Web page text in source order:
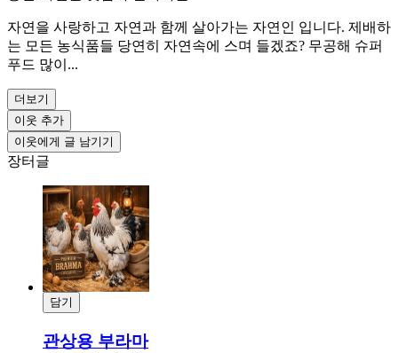
자연을 사랑하고 자연과 함께 살아가는 자연인 입니다. 제배하
는 모든 농식품들 당연히 자연속에 스며 들겠죠? 무공해 슈퍼
푸드 많이...
더보기
이웃 추가
이웃에게 글 남기기
장터글
결제
담기
관상용 부라마